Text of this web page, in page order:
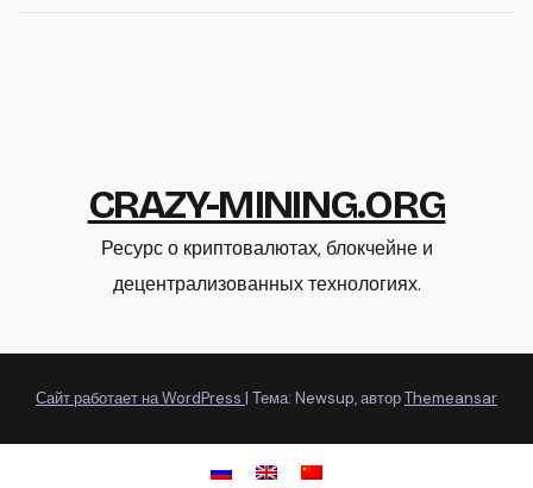
CRAZY-MINING.ORG
Ресурс о криптовалютах, блокчейне и
децентрализованных технологиях.
Сайт работает на WordPress | Тема: Newsup, авторThemeansar